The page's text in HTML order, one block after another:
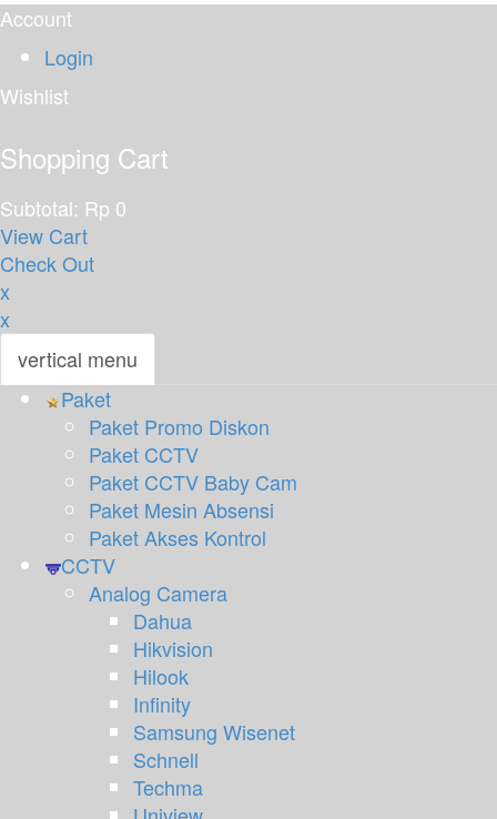
Account
Login
Wishlist
Shopping Cart
Subtotal: Rp 0
View Cart
Check Out
x
x
vertical menu
Paket
Paket Promo Diskon
Paket CCTV
Paket CCTV Baby Cam
Paket Mesin Absensi
Paket Akses Kontrol
CCTV
Analog Camera
Dahua
Hikvision
Hilook
Infinity
Samsung Wisenet
Schnell
Techma